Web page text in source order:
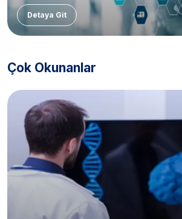
Detaya Git
Çok Okunanlar